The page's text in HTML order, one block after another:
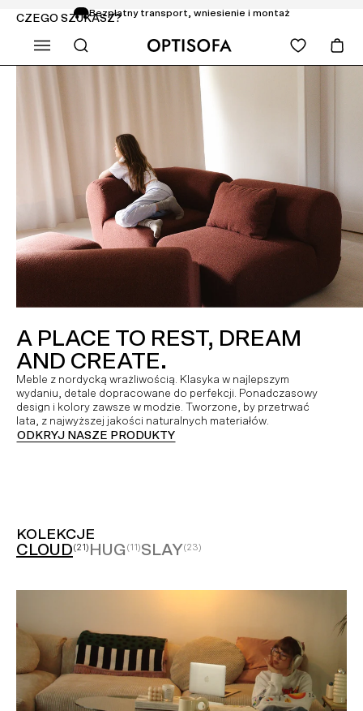
Bezpłatny transport, wniesienie i montaż
Zwrot do 14 dni
CZEGO SZUKASZ?
A PLACE TO REST, DREAM
AND CREATE.
Meble z nordycką wrażliwością. Klasyka w najlepszym
wydaniu, detale dopracowane do perfekcji. Ponadczasowy
design i kolory zawsze w modzie. Tworzone, by przetrwać
lata, z najwyższej jakości naturalnych materiałów.
ODKRYJ NASZE PRODUKTY
KOLEKCJE
CLOUD(21) HUG (11)SLAY(23)